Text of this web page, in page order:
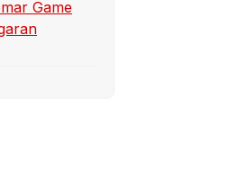
Game